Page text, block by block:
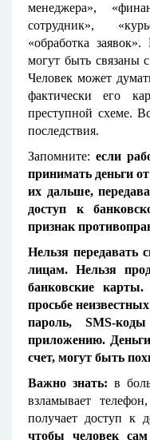
менеджера»,
сотрудник»,
«обработка
могут быть связаны
Человек может
фактически его
преступной схеме.
последствия.
Запомните: если
принимать деньги
их дальше,
доступ к
признак
Нельзя передавать
лицам. Нельзя
банковские
просьбе
пароль, SMS-
приложению.
счет, могут быть
Важно знать: в
взламывает
получает доступ к
чтобы человек